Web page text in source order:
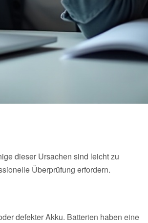
dieser Ursachen sind leicht zu
Überprüfung erfordern.
defekter Akku. Batterien haben eine